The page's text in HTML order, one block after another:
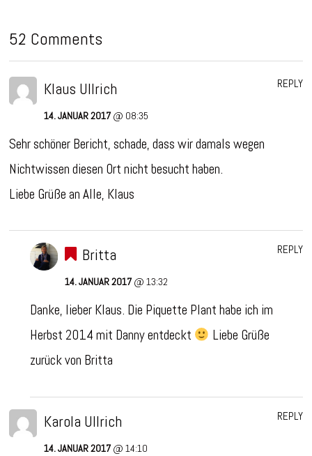
52 Comments
Klaus Ullrich
14. JANUAR 2017@ 08:35
Sehr schöner Bericht, schade, dass wir damals wegen
Nichtwissen diesen Ort nicht besucht haben.
Liebe Grüße an Alle, Klaus
REPLY
Britta
14. JANUAR 2017@ 13:32
Danke, lieber Klaus. Die Piquette Plant habe ich im
Herbst 2014 mit Danny entdeckt
Liebe Grüße
zurück von Britta
REPLY
Karola Ullrich
14. JANUAR 2017@ 14:10
REPLY